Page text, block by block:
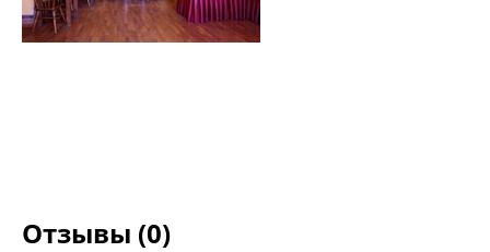
Отзывы (0)